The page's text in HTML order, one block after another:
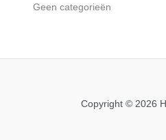
Geen categorieën
Copyright © 2026